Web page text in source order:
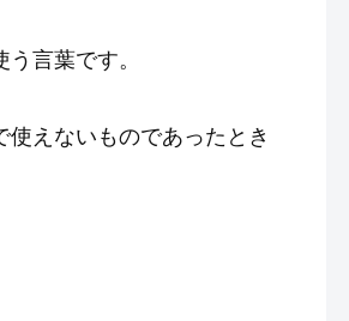
言葉です。
えないものであったとき